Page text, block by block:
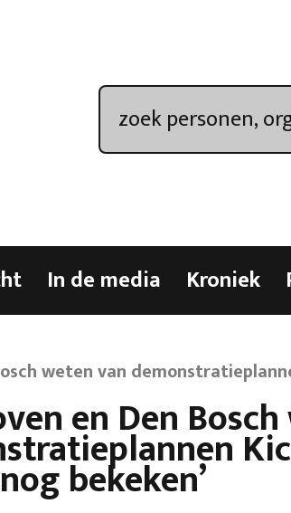
In de media Kroniek
weten van
en Den
bekeken’